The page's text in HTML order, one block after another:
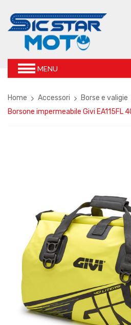
MENU
Home Accessori Borse e valigie
Borsone impermeabile Givi EA115FL